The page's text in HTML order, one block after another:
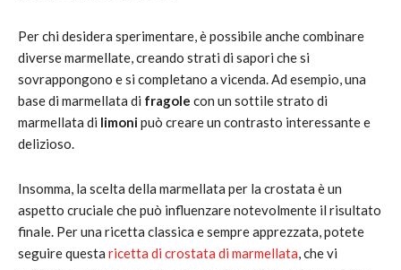
Per chi desidera sperimentare, è possibile anche combinare
diverse marmellate, creando strati di sapori che si
sovrappongono e si completano a vicenda. Ad esempio, una
base di marmellata di fragole con un sottile strato di
marmellata di limonipuò creare un contrasto interessante e
delizioso.
Insomma, la scelta della marmellata per la crostata è un
aspetto cruciale che può influenzare notevolmente il risultato
finale. Per una ricetta classica e sempre apprezzata, potete
seguire questa ricetta di crostata di marmellata, che vi